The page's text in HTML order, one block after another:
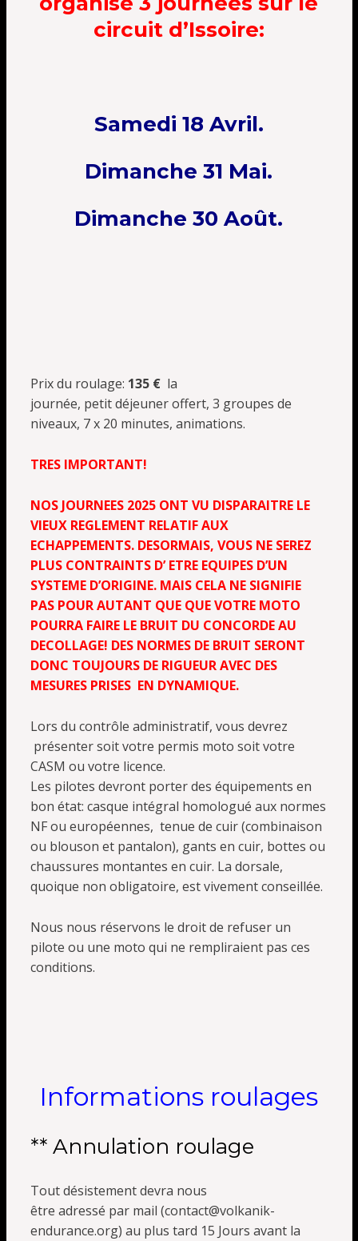
circuit d’Issoire:
Samedi 18 Avril.
Dimanche 31 Mai.
Dimanche 30 Août.
Prix du roulage: 135 € la
journée, petit déjeuner offert, 3 groupes de
niveaux, 7 x 20 minutes, animations.
TRES IMPORTANT!
NOS JOURNEES 2025 ONT VU DISPARAITRE LE
VIEUX REGLEMENT RELATIF AUX
ECHAPPEMENTS. DESORMAIS, VOUS NE SEREZ
PLUS CONTRAINTS D’ ETRE EQUIPES D’UN
SYSTEME D’ORIGINE. MAIS CELA NE SIGNIFIE
PAS POUR AUTANT QUE QUE VOTRE MOTO
POURRA FAIRE LE BRUIT DU CONCORDE AU
DECOLLAGE! DES NORMES DE BRUIT SERONT
DONC TOUJOURS DE RIGUEUR AVEC DES
MESURES PRISES EN DYNAMIQUE.
Lors du contrôle administratif, vous devrez
présenter soit votre permis moto soit votre
CASM ou votre licence.
Les pilotes devront porter des équipements en
bon état: casque intégral homologué aux normes
NF ou européennes, tenue de cuir (combinaison
ou blouson et pantalon), gants en cuir, bottes ou
chaussures montantes en cuir. La dorsale,
quoique non obligatoire, est vivement conseillée.
Nous nous réservons le droit de refuser un
pilote ou une moto qui ne rempliraient pas ces
conditions.
Informations roulages
** Annulation roulage
Tout désistement devra nous
être adressé par mail (contact@volkanik-
endurance.org) au plus tard 15 Jours avant la